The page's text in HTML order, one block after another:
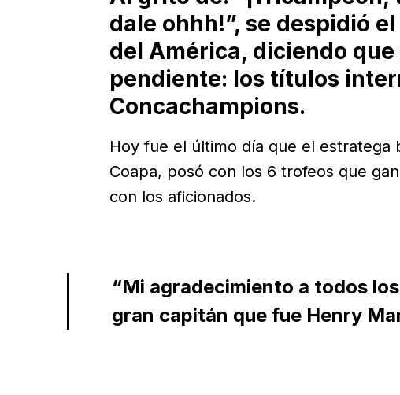
dale ohhh!”, se despidió
del América, diciendo
pendiente: los títulos
Concachampions.
Hoy fue el último día que el estratega
Coapa, posó con los 6 trofeos que
con los aficionados.
“Mi agradecimiento a todos
gran capitán que fue Henry